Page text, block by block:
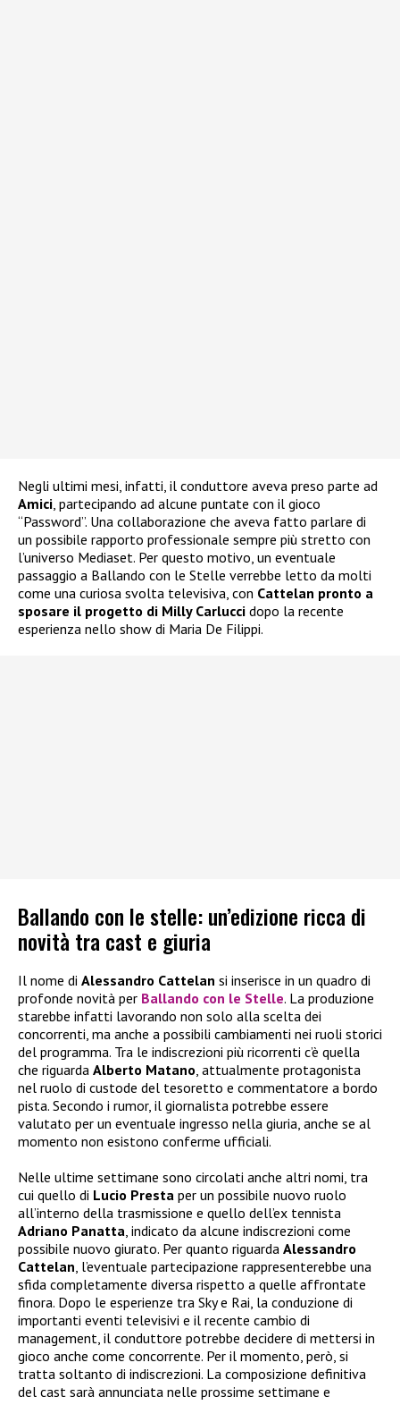
Negli ultimi mesi, infatti, il conduttore aveva preso parte ad
Amici, partecipando ad alcune puntate con il gioco
“Password”. Una collaborazione che aveva fatto parlare di
un possibile rapporto professionale sempre più stretto con
l’universo Mediaset. Per questo motivo, un eventuale
passaggio a Ballando con le Stelle verrebbe letto da molti
come una curiosa svolta televisiva, con Cattelan pronto a
sposare il progetto di Milly Carlucci dopo la recente
esperienza nello show di Maria De Filippi.
Ballando con le stelle: un’edizione ricca di
novità tra cast e giuria
Il nome di Alessandro Cattelan si inserisce in un quadro di
profonde novità per Ballando con le Stelle. La produzione
starebbe infatti lavorando non solo alla scelta dei
concorrenti, ma anche a possibili cambiamenti nei ruoli storici
del programma. Tra le indiscrezioni più ricorrenti c’è quella
che riguarda Alberto Matano , attualmente protagonista
nel ruolo di custode del tesoretto e commentatore a bordo
pista. Secondo i rumor, il giornalista potrebbe essere
valutato per un eventuale ingresso nella giuria, anche se al
momento non esistono conferme ufficiali.
Nelle ultime settimane sono circolati anche altri nomi, tra
cui quello di Lucio Presta per un possibile nuovo ruolo
all’interno della trasmissione e quello dell’ex tennista
Adriano Panatta , indicato da alcune indiscrezioni come
possibile nuovo giurato. Per quanto riguarda Alessandro
Cattelan , l’eventuale partecipazione rappresenterebbe una
sfida completamente diversa rispetto a quelle affrontate
finora. Dopo le esperienze tra Sky e Rai, la conduzione di
importanti eventi televisivi e il recente cambio di
management, il conduttore potrebbe decidere di mettersi in
gioco anche come concorrente. Per il momento, però, si
tratta soltanto di indiscrezioni. La composizione definitiva
del cast sarà annunciata nelle prossime settimane e